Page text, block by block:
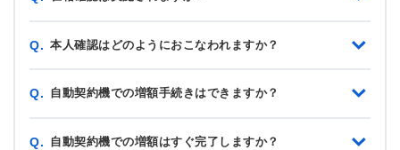
Q. 本人確認はどのようにおこなわれますか？
Q. 自動契約機での増額手続きはできますか？
Q. 自動契約機での増額はすぐ完了しますか？